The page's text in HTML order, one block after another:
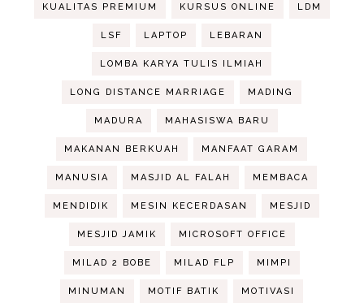
KUALITAS PREMIUM KURSUS ONLINE LDM
LSF LAPTOP LEBARAN
LOMBA KARYA TULIS ILMIAH
LONG DISTANCE MARRIAGE MADING
MADURA MAHASISWA BARU
MAKANAN BERKUAH MANFAAT GARAM
MANUSIA MASJID AL FALAH MEMBACA
MENDIDIK MESIN KECERDASAN MESJID
MESJID JAMIK MICROSOFT OFFICE
MILAD 2 BOBE MILAD FLP MIMPI
MINUMAN MOTIF BATIK MOTIVASI